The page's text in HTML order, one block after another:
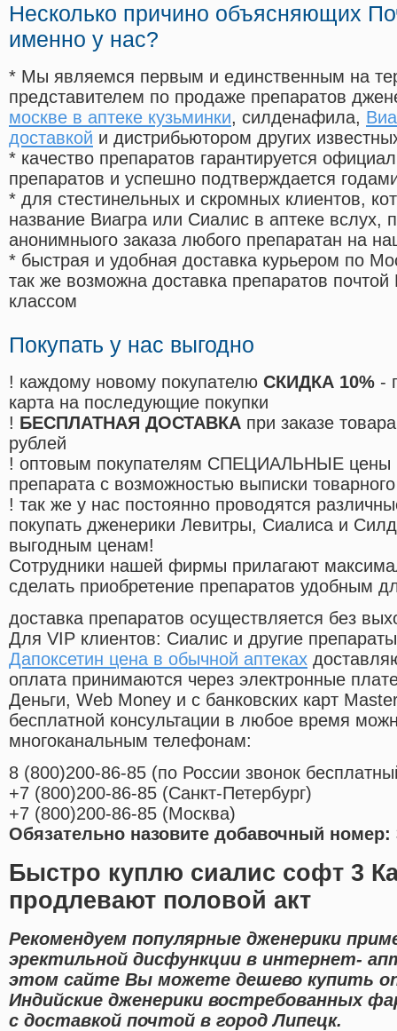
Несколько причино объясняющих
именно у нас?
* Мы являемся первым и единственным на
представителем по продаже препаратов
москве в аптеке кузьминки, силденафила,
доставкой и дистрибьютором других
* качество препаратов гарантируется
препаратов и успешно подтверждается
* для стестинельных и скромных клиентов,
название Виагра или Сиалис в аптеке вслух,
анонимныого заказа любого препаратан на
* быстрая и удобная доставка курьером по
так же возможна доставка препаратов
классом
Покупать у нас выгодно
! каждому новому покупателю СКИДКА 10% -
карта на последующие покупки
! БЕСПЛАТНАЯ ДОСТАВКА при заказе
рублей
! оптовым покупателям СПЕЦИАЛЬНЫЕ цены
препарата с возможностью выписки
! так же у нас постоянно проводятся
покупать дженерики Левитры, Сиалиса и
выгодным ценам!
Cотрудники нашей фирмы прилагают
сделать приобретение препаратов удобным
доставка препаратов осуществляется без
Для VIP клиентов: Сиалис и другие
Дапоксетин цена в обычной аптеках
оплата принимаются через электронные
Деньги, Web Money и с банковских карт
бесплатной консультации в любое время
многоканальным телефонам:
8 (800)200-86-85 (по России звонок
+7 (800)200-86-85 (Санкт-Петербург)
+7 (800)200-86-85 (Москва)
Обязательно назовите добавочный номер:
Быстро куплю сиалис софт 3
продлевают половой акт
Рекомендуем популярные дженерики
эректильной дисфункции в интернет-
этом сайте Вы можете дешево купить
Индийские дженерики востребованных
с доставкой почтой в город Липецк.